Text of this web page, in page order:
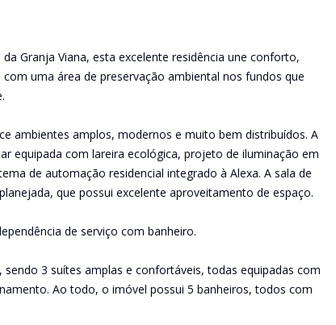
Granja Viana, esta excelente residência une conforto,
uma área de preservação ambiental nos fundos que
ambientes amplos, modernos e muito bem distribuídos. A
equipada com lareira ecológica, projeto de iluminação em
de automação residencial integrado à Alexa. A sala de
que possui excelente aproveitamento de espaço.
de serviço com banheiro.
3 suítes amplas e confortáveis, todas equipadas com
Ao todo, o imóvel possui 5 banheiros, todos com